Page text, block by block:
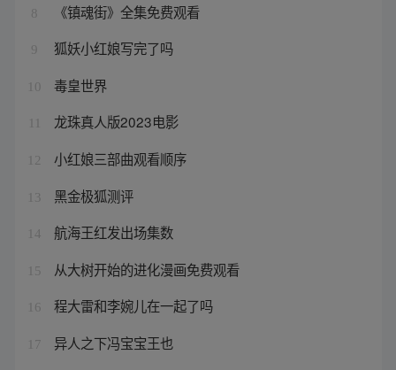
8 《镇魂街》全集免费观看
9 狐妖小红娘写完了吗
10 毒皇世界
龙珠真人版2023电影
12 小红娘三部曲观看顺序
13 黑金极狐测评
14 航海王红发出场集数
15 从大树开始的进化漫画免费观看
16 程大雷和李婉儿在一起了吗
17 异人之下冯宝宝王也